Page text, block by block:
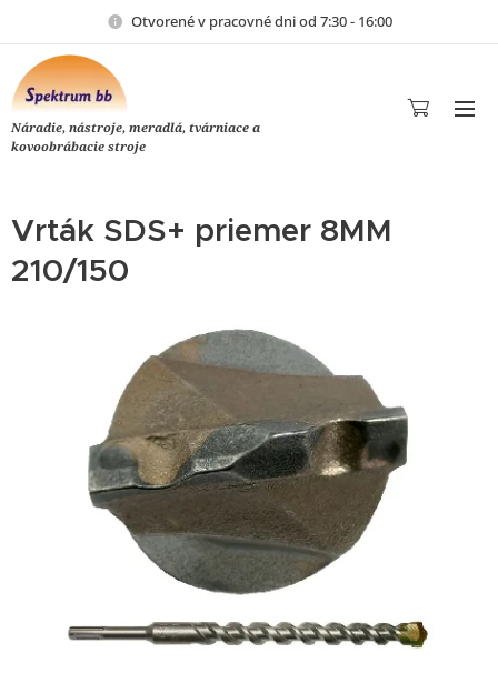
Otvorené v pracovné dni od 7:30 - 16:00
Náradie, nástroje, meradlá, tvárniace a
kovoobrábacie stroje
Vrták SDS+ priemer 8MM
210/150